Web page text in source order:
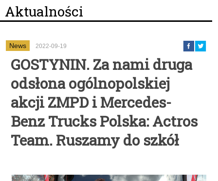
Aktualności
News 2022-09-19
GOSTYNIN. Za nami druga
odsłona ogólnopolskiej
akcji ZMPD i Mercedes-
Benz Trucks Polska: Actros
Team. Ruszamy do szkół